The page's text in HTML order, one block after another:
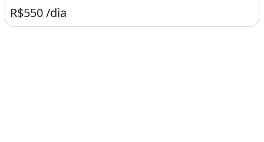
R$550 /dia